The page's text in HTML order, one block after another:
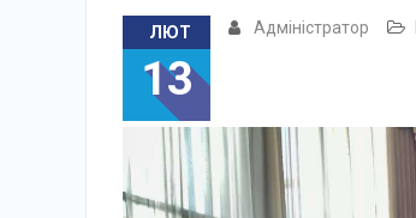
ЛЮТ
13
Адміністратор